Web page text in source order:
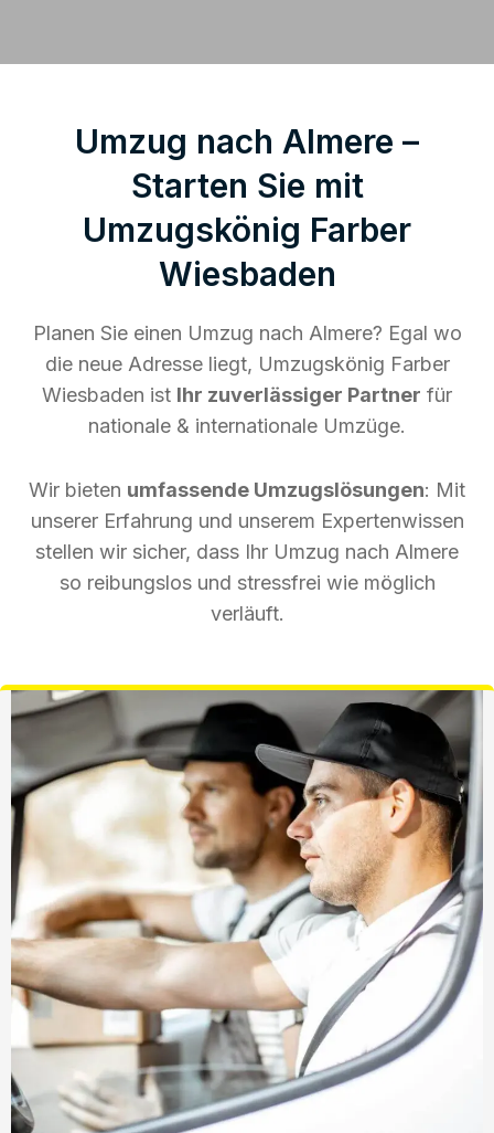
Umzug nach Almere –
Starten Sie mit
Umzugskönig Farber
Wiesbaden
Planen Sie einen Umzug nach Almere? Egal wo
die neue Adresse liegt, Umzugskönig Farber
Wiesbaden ist Ihr zuverlässiger Partner für
nationale & internationale Umzüge.
Wir bieten umfassende Umzugslösungen: Mit
unserer Erfahrung und unserem Expertenwissen
stellen wir sicher, dass Ihr Umzug nach Almere
so reibungslos und stressfrei wie möglich
verläuft.